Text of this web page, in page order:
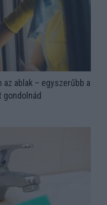
ablak – egyszerűbb a
gondolnád